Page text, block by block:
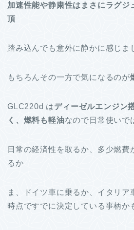
加速性能や静粛性はまさにラグジ
頂
踏み込んでも意外に静かに感じま
もちろんその一方で気になるのが
GLC220d はディーゼルエンジン
く、燃料も軽油なので日常使いで
日常の経済性を取るか、多少燃費
るか
ま、ドイツ車に乗るか、イタリア
時点ですでに決定している事柄か